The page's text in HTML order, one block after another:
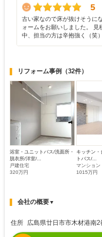
5
古い家なので床が抜けそうに
ォームをお願いしました。 見
中、担当の方は辛抱強く（笑
リフォーム事例 （32件）
浴室・ユニットバス/洗面所・
脱衣所/洋室/...
戸建住宅
320万円
キッチン・
トバス/...
マンション
1015万円
会社の概要▼
住所 広島県廿日市市木材港南2